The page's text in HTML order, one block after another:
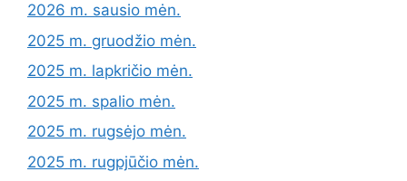
2026 m. sausio mėn.
2025 m. gruodžio mėn.
2025 m. lapkričio mėn.
2025 m. spalio mėn.
2025 m. rugsėjo mėn.
2025 m. rugpjūčio mėn.